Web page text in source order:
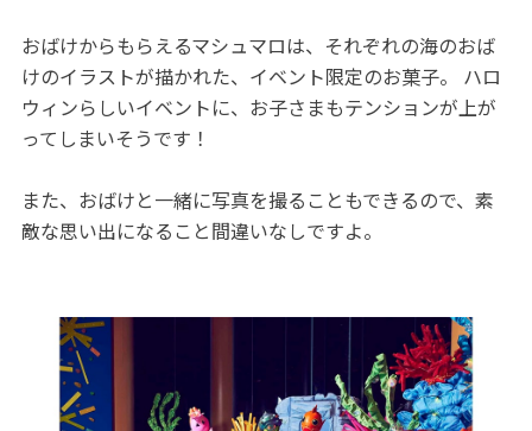
おばけからもらえるマシュマロは、それぞれの海のおば
けのイラストが描かれた、イベント限定のお菓子。 ハロ
ウィンらしいイベントに、お子さまもテンションが上が
ってしまいそうです！
また、おばけと一緒に写真を撮ることもできるので、素
敵な思い出になること間違いなしですよ。